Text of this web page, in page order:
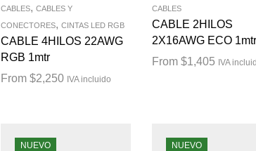
CABLES,CABLES Y
CONECTORES,CINTAS LED RGB
CABLE 4HILOS 22AWG
RGB 1mtr
From$2,250 IVA incluido
CABLES
CABLE 2HILOS
2X16AWG ECO 1mtr
From $1,405 IVA
NUEVO NUEVO